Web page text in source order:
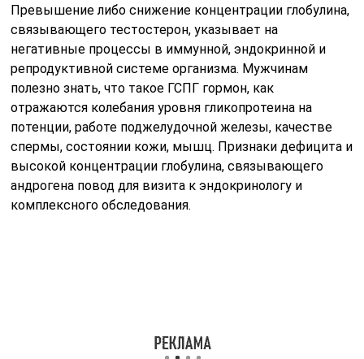
Превышение либо снижение концентрации глобулина,
связывающего тестостерон, указывает на
негативные процессы в иммунной, эндокринной и
репродуктивной системе организма. Мужчинам
полезно знать, что такое ГСПГ гормон, как
отражаются колебания уровня гликопротеина на
потенции, работе поджелудочной железы, качестве
спермы, состоянии кожи, мышц. Признаки дефицита и
высокой концентрации глобулина, связывающего
андрогена повод для визита к эндокринологу и
комплексного обследования.